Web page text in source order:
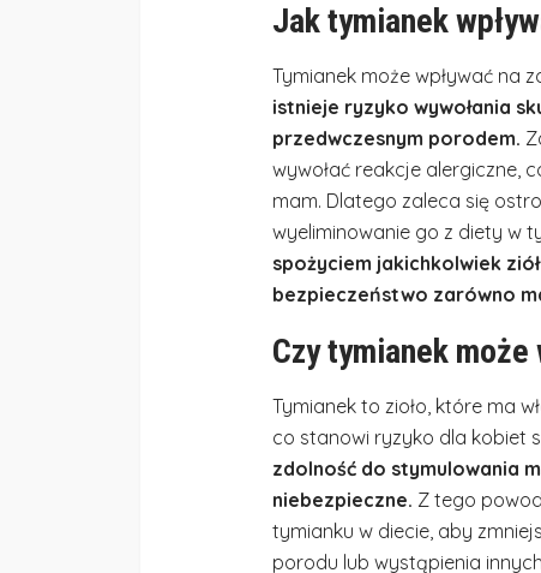
Jak tymianek
Tymianek może wpływać na
istnieje ryzyko wywołania
przedwczesnym porodem.
wywołać reakcje alergiczne,
mam. Dlatego zaleca się
wyeliminowanie go z diety w
spożyciem jakichkolwiek
bezpieczeństwo zarówno
Czy tymianek może
Tymianek to zioło, które ma
co stanowi ryzyko dla kobiet
zdolność do stymulowania
niebezpieczne. Z tego
tymianku w diecie, aby
porodu lub wystąpienia